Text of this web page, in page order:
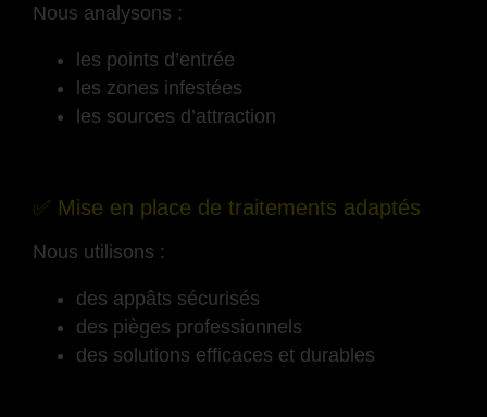
Nous analysons :
les points d’entrée
les zones infestées
les sources d’attraction
✅ Mise en place de traitements adaptés
Nous utilisons :
des appâts sécurisés
des pièges professionnels
des solutions efficaces et durables